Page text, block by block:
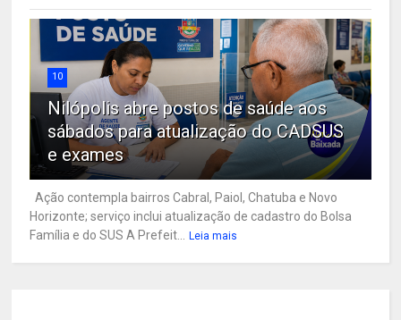
10
Nilópolis abre postos de saúde aos
sábados para atualização do CADSUS
e exames
Ação contempla bairros Cabral, Paiol, Chatuba e Novo
Horizonte; serviço inclui atualização de cadastro do Bolsa
Família e do SUS A Prefeit... Leia mais